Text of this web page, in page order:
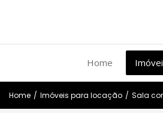
Home
Home / Imóveis para locação / Sala